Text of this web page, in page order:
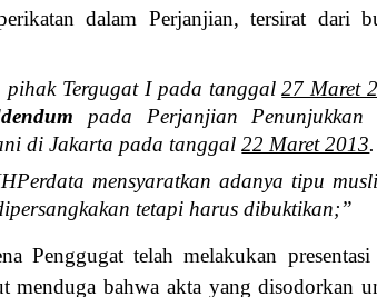
dalam Perjanjian, tersirat dari
pihak Tergugat I pada tanggal27 Maret
pada Perjanjian Penunjukkan
di Jakarta pada tanggal22 Maret 2013.
mensyaratkan adanya tipu
tetapi harus dibuktikan;”
Penggugat telah melakukan presentasi
menduga bahwa akta yang disodorkan